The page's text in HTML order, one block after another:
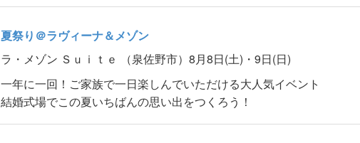
夏祭り＠ラヴィーナ＆メゾン
ラ・メゾン Ｓｕｉｔｅ （泉佐野市） 8月8日(土)・9日(日)
一年に一回！ご家族で一日楽しんでいただける大人気イベント
結婚式場でこの夏いちばんの思い出をつくろう！